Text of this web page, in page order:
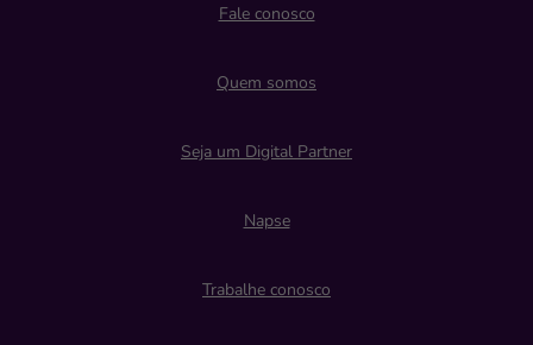
Fale conosco
Quem somos
Seja um Digital Partner
Napse
Trabalhe conosco